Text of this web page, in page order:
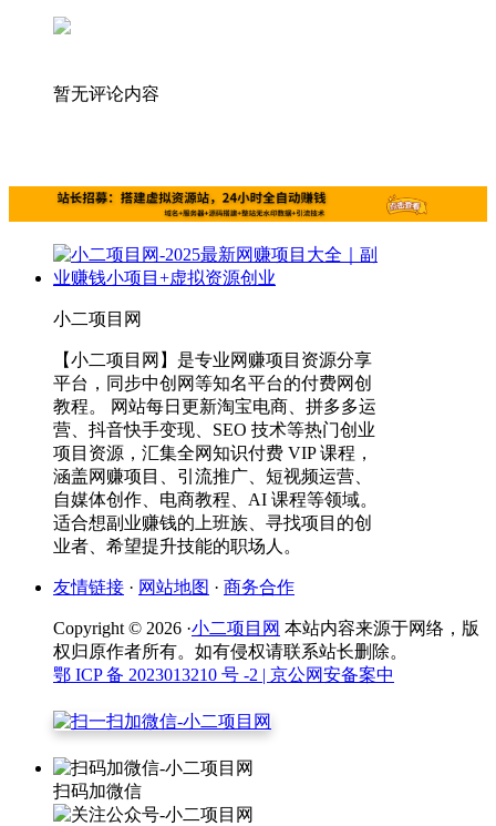
暂无评论内容
小二项目网
【小二项目网】是专业网赚项目资源分享
平台，同步中创网等知名平台的付费网创
教程。 网站每日更新淘宝电商、拼多多运
营、抖音快手变现、SEO 技术等热门创业
项目资源，汇集全网知识付费 VIP 课程，
涵盖网赚项目、引流推广、短视频运营、
自媒体创作、电商教程、AI 课程等领域。
适合想副业赚钱的上班族、寻找项目的创
业者、希望提升技能的职场人。
友情链接 · 网站地图 · 商务合作
Copyright © 2026 ·小二项目网 本站内容来源于网络，版
权归原作者所有。如有侵权请联系站长删除。
鄂 ICP 备 2023013210 号 -2 | 京公网安备案中
扫码加微信